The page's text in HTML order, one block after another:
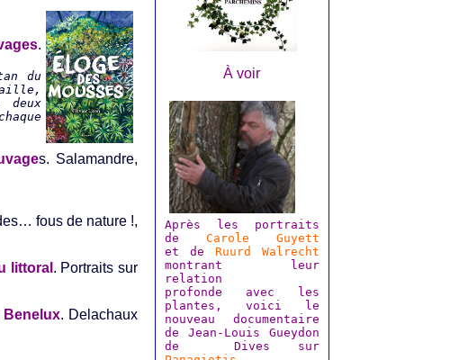
À voir
Après les portraits
de Carole Guyett
et de Ruurd Walrecht
montrant leur
relation
profonde avec les
plantes, voici le
nouveau documentaire
de Jean-Louis Gueydon
de Dives sur
.
du
s. Salamandre,
fous de nature !,
littoral . Portraits sur
Benelux. Delachaux